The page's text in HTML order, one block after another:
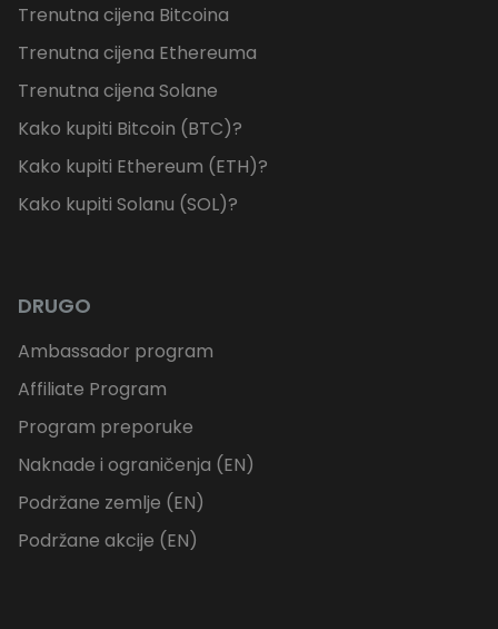
Trenutna cijena Bitcoina
Trenutna cijena Ethereuma
Trenutna cijena Solane
Kako kupiti Bitcoin (BTC)?
Kako kupiti Ethereum (ETH)?
Kako kupiti Solanu (SOL)?
DRUGO
Ambassador program
Affiliate Program
Program preporuke
Naknade i ograničenja (EN)
Podržane zemlje (EN)
Podržane akcije (EN)